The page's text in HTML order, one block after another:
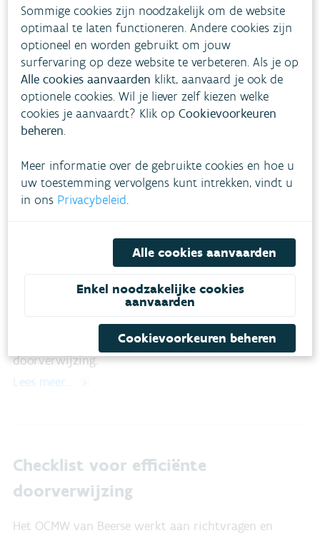
Sluit opnieuw aan
Bij cliënten die herhaaldelijk afgesloten werden,
onderhandelt het OCMW van Mechelen met het
waterbedrijf over een heraansluitings-LAC.
Preventiewerker verwijst cliënten
De preventiewerker van het OCMW van Sint-Truiden
gaat na of LAC-cliënten nood hebben aan andere
vormen van hulpverlening en zorgt voor een vlotte
doorverwijzing.
Lees meer…
Checklist voor efficiënte
doorverwijzing
Het OCMW van Beerse werkt aan richtvragen en
Sommige cookies zijn noodzakelijk om de website
optimaal te laten functioneren. Andere cookies zijn
optioneel en worden gebruikt om jouw
surfervaring op deze website te verbeteren. Als je op
Alle cookies aanvaarden klikt, aanvaard je ook de
optionele cookies. Wil je liever zelf kiezen welke
cookies je aanvaardt? Klik opCookievoorkeuren
beheren.
Meer informatie over de gebruikte cookies en hoe u
uw toestemming vervolgens kunt intrekken, vindt u
in ons Privacybeleid.
Alle cookies aanvaarden
Enkel noodzakelijke cookies
aanvaarden
Cookievoorkeuren beheren